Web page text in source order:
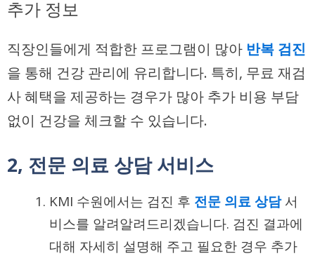
추가 정보
직장인들에게 적합한 프로그램이 많아 반복 검진
을 통해 건강 관리에 유리합니다. 특히, 무료 재검
사 혜택을 제공하는 경우가 많아 추가 비용 부담
없이 건강을 체크할 수 있습니다.
2, 전문 의료 상담 서비스
KMI 수원에서는 검진 후 전문 의료 상담서
비스를 알려알려드리겠습니다. 검진 결과에
대해 자세히 설명해 주고 필요한 경우 추가